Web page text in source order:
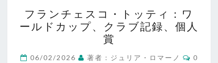
ラ
ン
チ
ェ
フランチェスコ・トッティ：ワ
ールドカップ、クラブ記録、個人
賞
06/02/2026 著者：ジュリア・ロマーノ
0